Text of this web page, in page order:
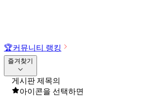
🏆커뮤니티 랭킹
즐겨찾기
게시판 제목의
아이콘을 선택하면